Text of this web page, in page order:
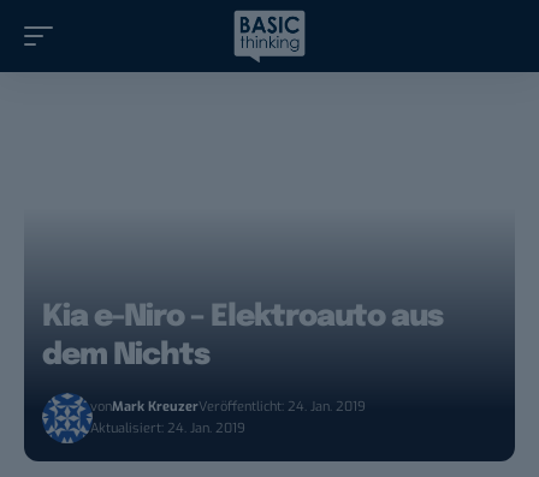
Kia e-Niro – Elektroauto aus
dem Nichts
vonMark KreuzerVeröffentlicht: 24. Jan. 2019
Aktualisiert: 24. Jan. 2019